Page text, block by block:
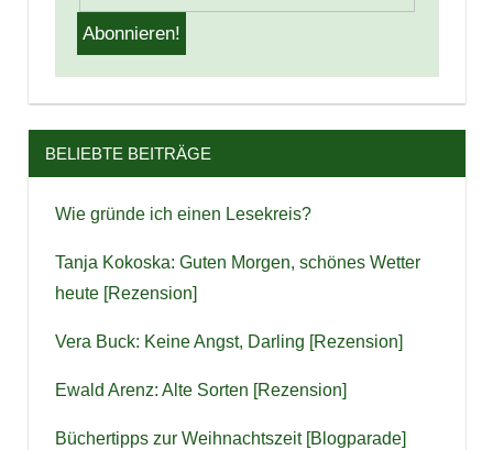
BELIEBTE BEITRÄGE
Wie gründe ich einen Lesekreis?
Tanja Kokoska: Guten Morgen, schönes Wetter
heute [Rezension]
Vera Buck: Keine Angst, Darling [Rezension]
Ewald Arenz: Alte Sorten [Rezension]
Büchertipps zur Weihnachtszeit [Blogparade]